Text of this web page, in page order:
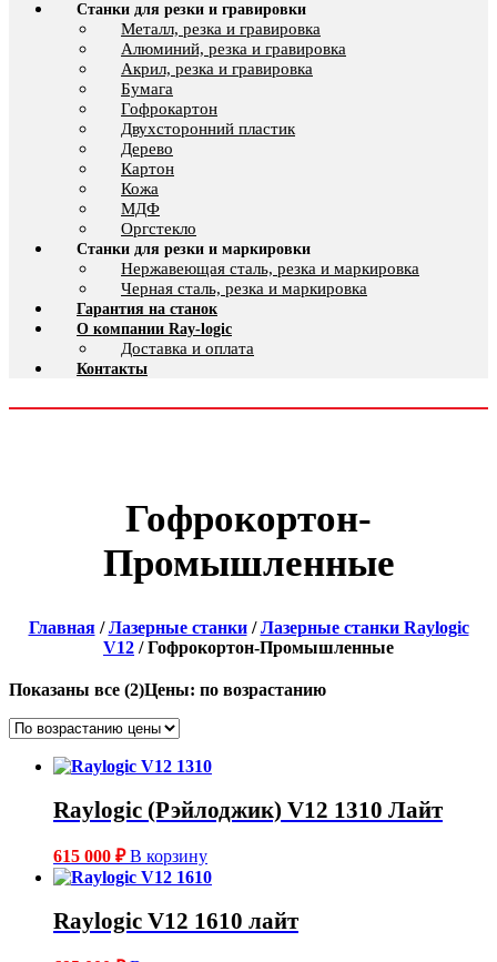
Станки для резки и гравировки
Металл, резка и гравировка
Алюминий, резка и гравировка
Акрил, резка и гравировка
Бумага
Гофрокартон
Двухсторонний пластик
Дерево
Картон
Кожа
МДФ
Оргстекло
Станки для резки и маркировки
Нержавеющая сталь, резка и маркировка
Черная сталь, резка и маркировка
Гарантия на станок
О компании Ray-logic
Доставка и оплата
Контакты
Гофрокортон-
Промышленные
Главная/Лазерные станки/Лазерные станки Raylogic
V12 / Гофрокортон-Промышленные
Показаны все (2)Цены: по возрастанию
Raylogic (Рэйлоджик) V12 1310 Лайт
615 000 ₽ В корзину
Raylogic V12 1610 лайт